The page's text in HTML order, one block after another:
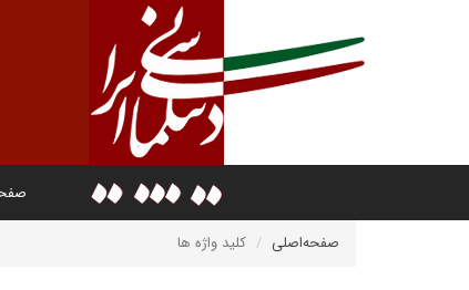
صفحه‌اصلی کلید واژه ها